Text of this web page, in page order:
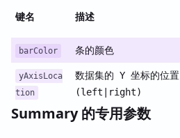
键名 描述
barColor 条的颜色
yAxisLoca
tion
数据集的 Y 坐标的位置
(left|right)
Summary 的专用参数